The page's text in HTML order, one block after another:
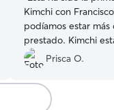
Kimchi con
podíamos estar
prestado. Kimchi
nosotros también.
Prisca O.